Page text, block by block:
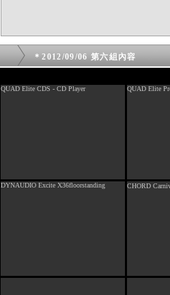
＊2012/09/06 第六組內容
QUAD Elite CDS - CD Player QUAD Elite
DYNAUDIO Excite X36floorstanding
CHORD